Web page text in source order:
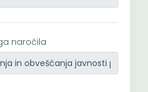
naročila